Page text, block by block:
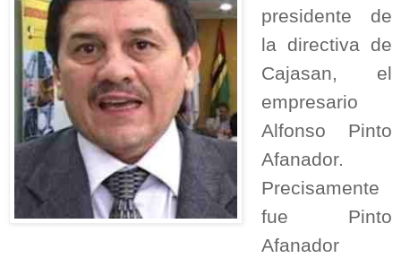
presidente de
la directiva de
Cajasan, el
empresario
Alfonso Pinto
Afanador.
Precisamente
fue Pinto
Afanador